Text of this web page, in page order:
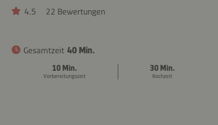
4.5 22 Bewertungen
Gesamtzeit 40 Min.
10 Min.
Vorbereitungszeit
30 Min.
Kochzeit